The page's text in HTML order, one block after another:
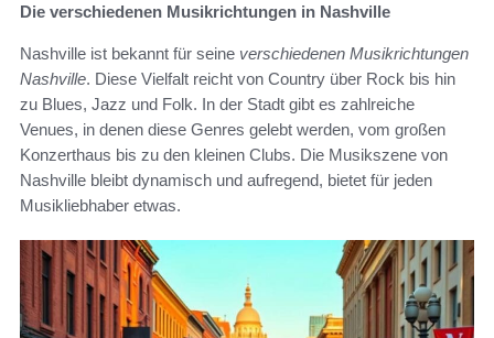
Die verschiedenen Musikrichtungen in Nashville
Nashville ist bekannt für seine verschiedenen Musikrichtungen
Nashville. Diese Vielfalt reicht von Country über Rock bis hin
zu Blues, Jazz und Folk. In der Stadt gibt es zahlreiche
Venues, in denen diese Genres gelebt werden, vom großen
Konzerthaus bis zu den kleinen Clubs. Die Musikszene von
Nashville bleibt dynamisch und aufregend, bietet für jeden
Musikliebhaber etwas.